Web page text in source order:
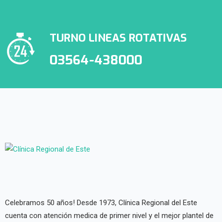
TURNO LINEAS ROTATIVAS
03564-438000
Celebramos 50 años! Desde 1973, Clínica Regional del Este
cuenta con atención medica de primer nivel y el mejor plantel de